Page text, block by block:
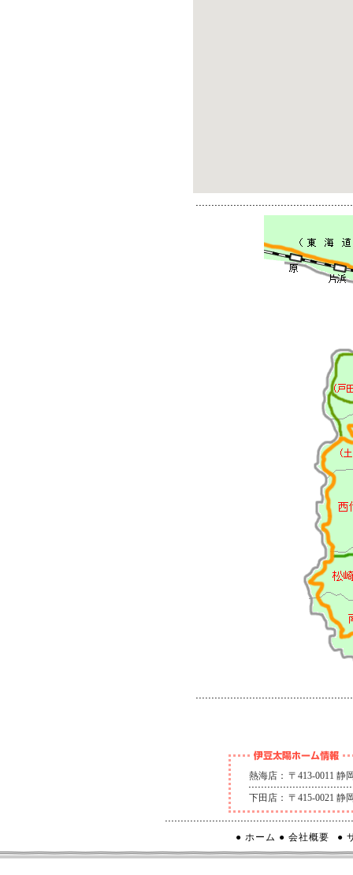
熱海店： 〒413-0011 静
下田店： 〒415-0021 静
● ホーム ● 会社概要 ●